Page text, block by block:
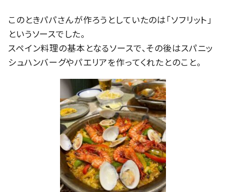
このときパパさんが作ろうとしていたのは「ソフリット」
というソースでした。
スペイン料理の基本となるソースで、その後はスパニッ
シュハンバーグやパエリアを作ってくれたとのこと。